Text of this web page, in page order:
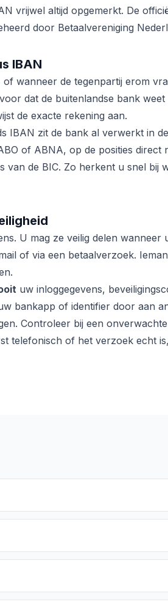
vrijwel altijd opgemerkt. De
door Betaalvereniging
IBAN
wanneer de tegenpartij erom
dat de buitenlandse bank
de exacte rekening aan.
IBAN zit de bank al verwerkt in
of ABNA, op de posities direct
van de BIC. Zo herkent u snel bij
U mag ze veilig delen wanneer
of via een betaalverzoek.
uw inloggegevens,
bankapp of identifier door aan
Controleer bij een
telefonisch of het verzoek echt